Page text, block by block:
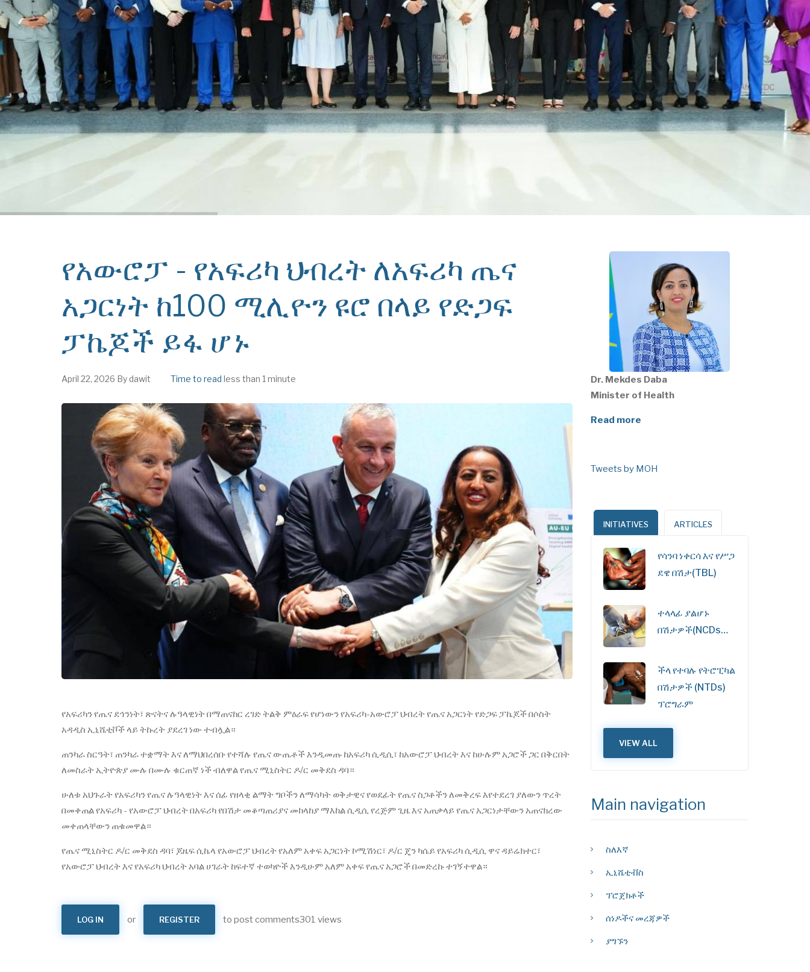
የአውሮፓ - የአፍሪካ ህብረት ለአፍሪካ ጤና
አጋርነት ከ100 ሚሊዮን ዩሮ በላይ የድጋፍ
ፓኬጆች ይፋ ሆኑ
April 22, 2026 By dawit Time to read less than 1 minute
የአፍሪካን የጤና ደኅንነት፣ ጽናትና ሉዓላዊነት በማጠናከር ረገድ ትልቅ ምዕራፍ የሆነውን የአፍሪካ-አውሮፓ ህብረት የጤና አጋርነት የድጋፍ ፓኬጆች በሶስት
አዳዲስ ኢኒሼቲቮች ላይ ትኩረት ያደረገ ነው ተብሏል።
ጠንካራ ስርዓት፣ ጠንካራ ተቋማት እና ለማህበረሰቡ የተሻሉ የጤና ውጤቶች እንዲመጡ ከአፍሪካ ሲዲሲ፣ ከአውሮፓ ህብረት እና ከሁሉም አጋሮች ጋር በቅርበት
ለመስራት ኢትዮጵያ ሙሉ በሙሉ ቁርጠኛ ነች ብለዋል የጤና ሚኒስትር ዶ/ር መቅደስ ዳባ።
ሁለቱ አህጉራት የአፍሪካን የጤና ሉዓላዊነት እና ሰፊ የዘላቂ ልማት ግቦችን ለማሳካት ወቅታዊና የወደፊት የጤና ስጋቶችን ለመቅረፍ እየተደረገ ያለውን ጥረት
በመቀጠል የአፍሪካ - የአውሮፓ ህብረት በአፍሪካ የበሽታ መቆጣጠሪያና መከላከያ ማእከል ሲዲሲ የረጅም ጊዜ እና አጠቃላይ የጤና አጋርነታቸውን አጠናክረው
መቀጠላቸውን ጠቁመዋል።
የጤና ሚኒስትር ዶ/ር መቅደስ ዳባ፣ ጆዜፍ ሲኬላ የአውሮፓ ህብረት የአለም አቀፍ አጋርነት ኮሚሽነር፣ ዶ/ር ጄን ካሴይ የአፍሪካ ሲዲሲ ዋና ዳይሬክተር፣
የአውሮፓ ህብረት እና የአፍሪካ ህብረት አባል ሀገራት ከፍተኛ ተወካዮች እንዲሁም አለም አቀፍ የጤና አጋሮች በመድረኩ ተገኝተዋል።
LOG IN or REGISTER to post comments301 views
Dr. Mekdes Daba
Minister of Health
Read more
Tweets by MOH
INITIATIVES ARTICLES
የሳንባ ነቀርሳ እና የሥጋ
ደዌ በሽታ(TBL)
ተላላፊ ያልሆኑ
በሽታዎች(NCDs…
ችላ የተባሉ የትሮፒካል
በሽታዎች (NTDs)
ፕሮግራም
VIEW ALL
Main navigation
ስለእኛ
ኢኒሼቲቭስ
ፕሮጀክቶች
ሰነዶችና መረጃዎች
ያግኙን